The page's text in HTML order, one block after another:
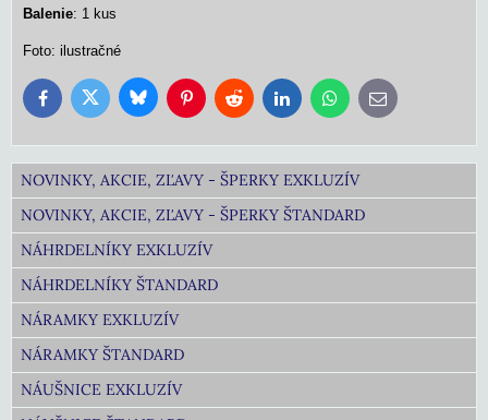
Balenie: 1 kus
Foto: ilustračné
FacebookTwitter BlueskyPinterestReddit LinkedInWhatsApp
E-
mail
NOVINKY, AKCIE, ZĽAVY - ŠPERKY EXKLUZÍV
NOVINKY, AKCIE, ZĽAVY - ŠPERKY ŠTANDARD
NÁHRDELNÍKY EXKLUZÍV
NÁHRDELNÍKY ŠTANDARD
NÁRAMKY EXKLUZÍV
NÁRAMKY ŠTANDARD
NÁUŠNICE EXKLUZÍV